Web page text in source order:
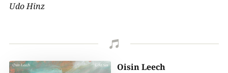
Udo Hinz

Oisin Leech